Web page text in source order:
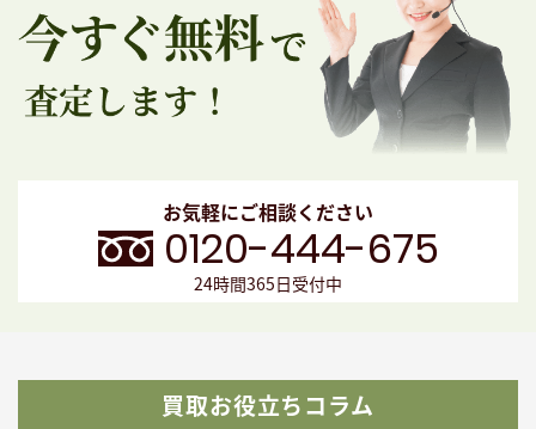
お気軽にご相談ください
0120-444-675
24時間365日受付中
買取お役立ちコラム